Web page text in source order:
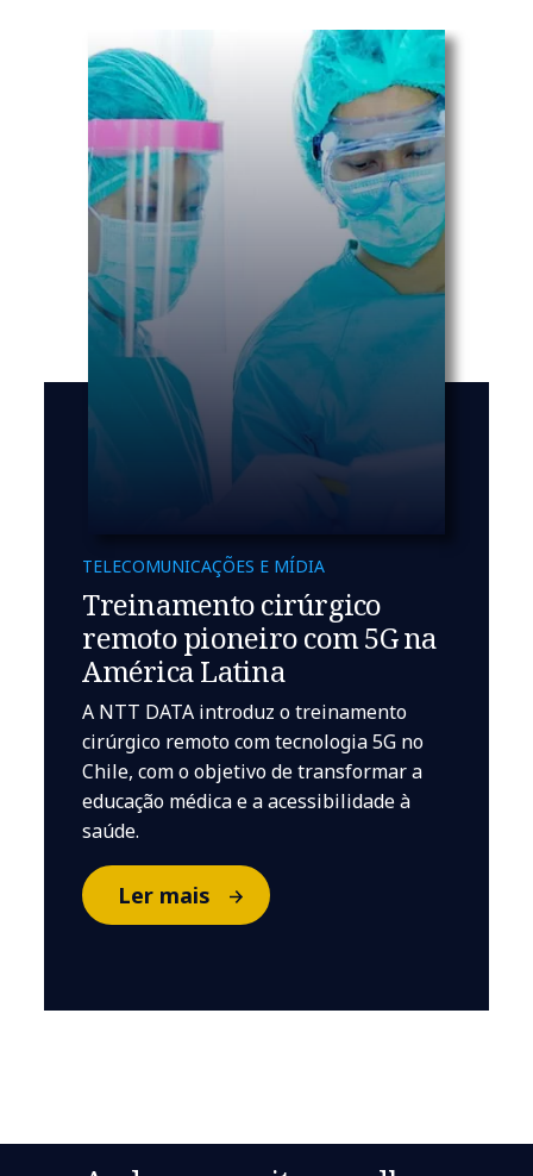
TELECOMUNICAÇÕES E MÍDIA
Treinamento cirúrgico
remoto pioneiro com 5G na
América Latina
A NTT DATA introduz o treinamento
cirúrgico remoto com tecnologia 5G no
Chile, com o objetivo de transformar a
educação médica e a acessibilidade à
saúde.
Ler mais